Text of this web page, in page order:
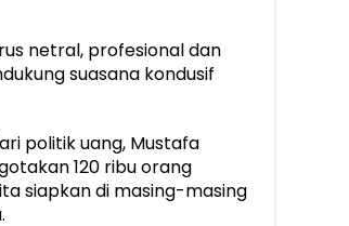
netral, profesional dan
suasana kondusif
politik uang, Mustafa
120 ribu orang
siapkan di masing-masing